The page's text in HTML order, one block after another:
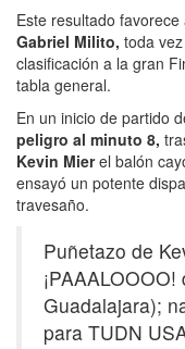
Este resultado
Gabriel Milito, toda
clasificación a la gran
tabla general.
En un inicio de partido
peligro al minuto 8,
Kevin Mierel balón
ensayó un potente
travesaño.
Puñetazo de
Guadalajara);
para TUDN